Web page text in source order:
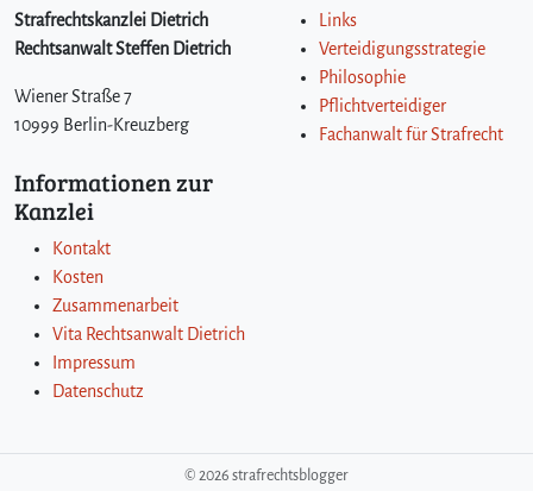
Strafrechtskanzlei Dietrich
Rechtsanwalt Steffen Dietrich
Wiener Straße 7
10999 Berlin-Kreuzberg
Links
Verteidigungsstrategie
Philosophie
Pflichtverteidiger
Fachanwalt für Strafrecht
Informationen zur
Kanzlei
Kontakt
Kosten
Zusammenarbeit
Vita Rechtsanwalt Dietrich
Impressum
Datenschutz
© 2026 strafrechtsblogger